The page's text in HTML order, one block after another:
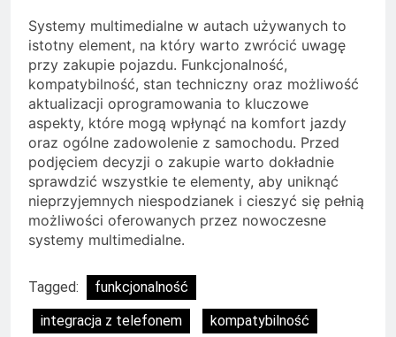
Systemy multimedialne w autach używanych to
istotny element, na który warto zwrócić uwagę
przy zakupie pojazdu. Funkcjonalność,
kompatybilność, stan techniczny oraz możliwość
aktualizacji oprogramowania to kluczowe
aspekty, które mogą wpłynąć na komfort jazdy
oraz ogólne zadowolenie z samochodu. Przed
podjęciem decyzji o zakupie warto dokładnie
sprawdzić wszystkie te elementy, aby uniknąć
nieprzyjemnych niespodzianek i cieszyć się pełnią
możliwości oferowanych przez nowoczesne
systemy multimedialne.
Tagged:
funkcjonalność
integracja z telefonem
kompatybilność